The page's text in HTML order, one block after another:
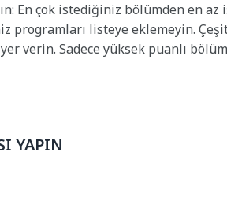
En çok istediğiniz bölümden en
programları listeye eklemeyin.
verin. Sadece yüksek puanlı
YAPIN